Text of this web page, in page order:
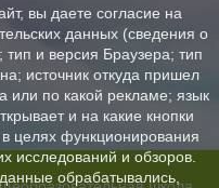
вы даете согласие на
данных (сведения о
и версия Браузера; тип
источник откуда пришел
или по какой рекламе; язык
и на какие кнопки
целях функционирования
исследований и обзоров.
обрабатывались,